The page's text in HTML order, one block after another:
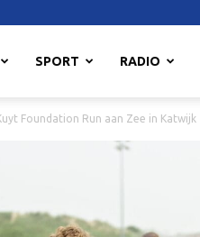
SPORT RADIO
Foundation Run aan Zee in Katwijk